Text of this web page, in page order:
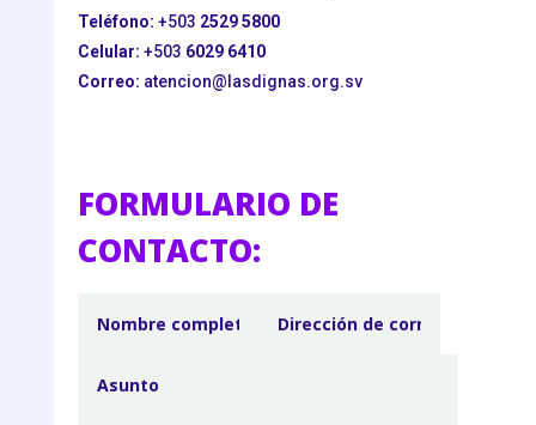
Teléfono: +503 2529 5800
Celular: +503 6029 6410
Correo: atencion@lasdignas.org.sv
FORMULARIO DE
CONTACTO: